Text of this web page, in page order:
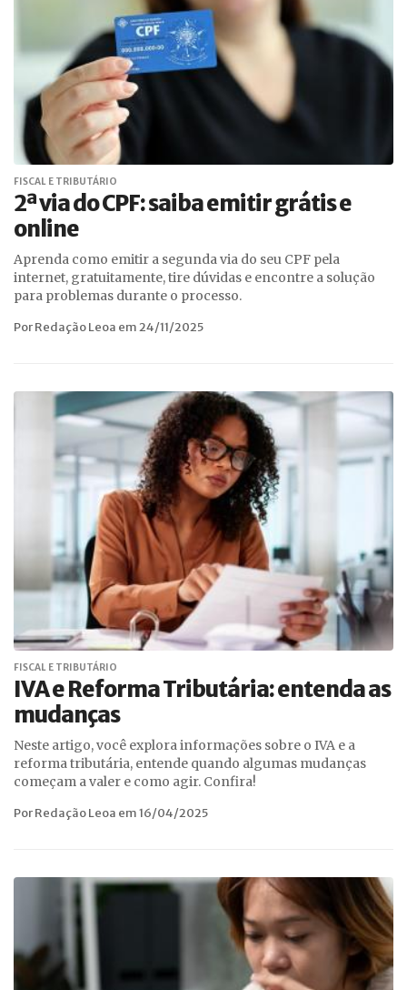
FISCAL E TRIBUTÁRIO
2ª via do CPF: saiba emitir grátis e
online
Aprenda como emitir a segunda via do seu CPF pela
internet, gratuitamente, tire dúvidas e encontre a solução
para problemas durante o processo.
Por Redação Leoa em 24/11/2025
FISCAL E TRIBUTÁRIO
IVA e Reforma Tributária: entenda as
mudanças
Neste artigo, você explora informações sobre o IVA e a
reforma tributária, entende quando algumas mudanças
começam a valer e como agir. Confira!
Por Redação Leoa em 16/04/2025